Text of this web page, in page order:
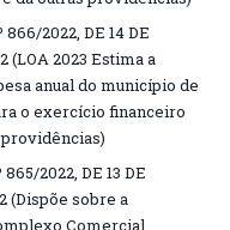
2022, DE 14 DE
(LOA 2023 Estima a
anual do município de
o exercício financeiro
providências)
2022, DE 13 DE
(Dispõe sobre a
Comercial